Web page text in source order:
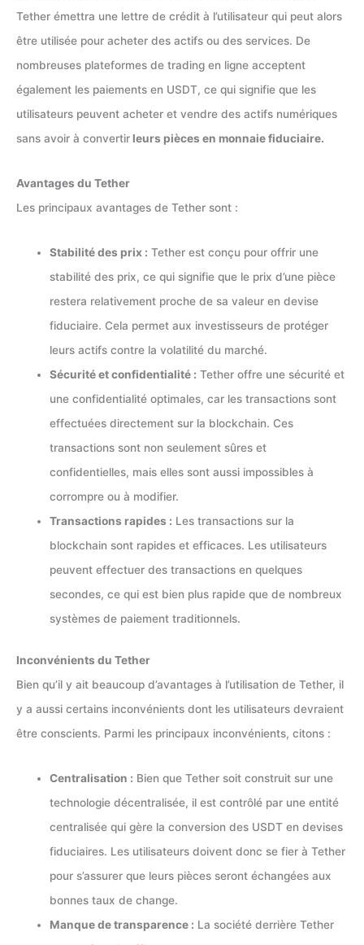
Tether émettra une lettre de crédit à l’utilisateur qui peut alors
être utilisée pour acheter des actifs ou des services. De
nombreuses plateformes de trading en ligne acceptent
également les paiements en USDT, ce qui signifie que les
utilisateurs peuvent acheter et vendre des actifs numériques
sans avoir à convertir leurs pièces en monnaie fiduciaire.
Avantages du Tether
Les principaux avantages de Tether sont :
Stabilité des prix : Tether est conçu pour offrir une
stabilité des prix, ce qui signifie que le prix d’une pièce
restera relativement proche de sa valeur en devise
fiduciaire. Cela permet aux investisseurs de protéger
leurs actifs contre la volatilité du marché.
Sécurité et confidentialité : Tether offre une sécurité et
une confidentialité optimales, car les transactions sont
effectuées directement sur la blockchain. Ces
transactions sont non seulement sûres et
confidentielles, mais elles sont aussi impossibles à
corrompre ou à modifier.
Transactions rapides : Les transactions sur la
blockchain sont rapides et efficaces. Les utilisateurs
peuvent effectuer des transactions en quelques
secondes, ce qui est bien plus rapide que de nombreux
systèmes de paiement traditionnels.
Inconvénients du Tether
Bien qu’il y ait beaucoup d’avantages à l’utilisation de Tether, il
y a aussi certains inconvénients dont les utilisateurs devraient
être conscients. Parmi les principaux inconvénients, citons :
Centralisation : Bien que Tether soit construit sur une
technologie décentralisée, il est contrôlé par une entité
centralisée qui gère la conversion des USDT en devises
fiduciaires. Les utilisateurs doivent donc se fier à Tether
pour s’assurer que leurs pièces seront échangées aux
bonnes taux de change.
Manque de transparence : La société derrière Tether